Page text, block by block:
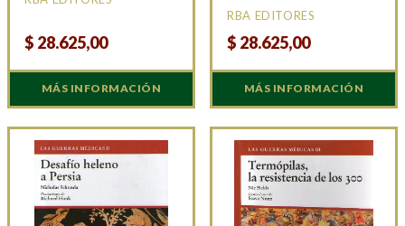
$ 28.625,00
MÁS INFORMACIÓN
RBA EDITORES
$ 28.625,00
MÁS INFORMACIÓN